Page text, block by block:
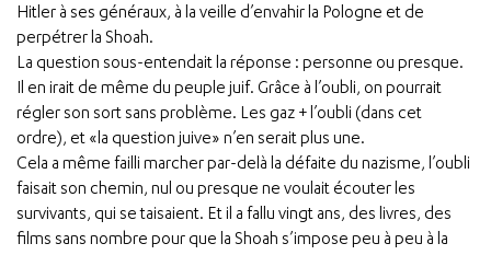
Hitler à ses généraux, à la veille d’envahir la Pologne et de
perpétrer la Shoah.
La question sous-entendait la réponse : personne ou presque.
Il en irait de même du peuple juif. Grâce à l’oubli, on pourrait
régler son sort sans problème. Les gaz + l’oubli (dans cet
ordre), et «la question juive» n’en serait plus une.
Cela a même failli marcher par-delà la défaite du nazisme, l’oubli
faisait son chemin, nul ou presque ne voulait écouter les
survivants, qui se taisaient. Et il a fallu vingt ans, des livres, des
films sans nombre pour que la Shoah s’impose peu à peu à la